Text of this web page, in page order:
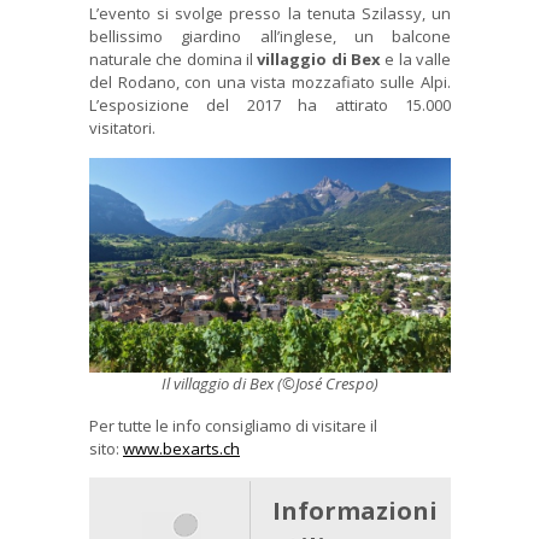
L’evento si svolge presso la tenuta Szilassy, ​​un
bellissimo giardino all’inglese, un balcone
naturale che domina ilvillaggio di Bex e la valle
del Rodano, con una vista mozzafiato sulle Alpi.
L’esposizione del 2017 ha attirato 15.000
visitatori.
Il villaggio di Bex (©José Crespo)
Per tutte le info consigliamo di visitare il
sito: www.bexarts.ch
Informazioni